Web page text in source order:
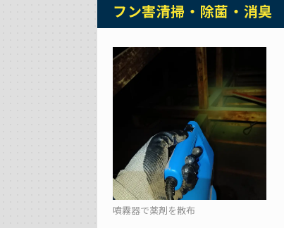
フン害清掃・除菌・消臭
噴霧器で薬剤を散布